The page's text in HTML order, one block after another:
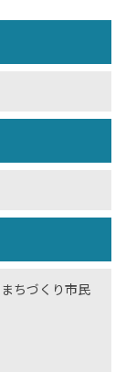
ちづくり市民